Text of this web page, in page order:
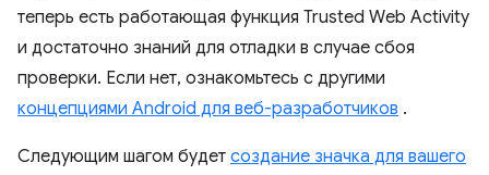
теперь есть работающая функция Trusted Web Activity
и достаточно знаний для отладки в случае сбоя
проверки. Если нет, ознакомьтесь с другими
концепциями Android для веб-разработчиков .
Следующим шагом будет создание значка для вашего